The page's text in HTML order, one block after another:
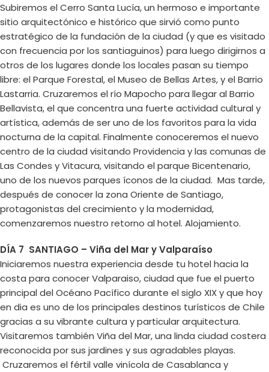
Subiremos el Cerro Santa Lucía, un hermoso e importante
sitio arquitectónico e histórico que sirvió como punto
estratégico de la fundación de la ciudad (y que es visitado
con frecuencia por los santiaguinos) para luego dirigirnos a
otros de los lugares donde los locales pasan su tiempo
libre: el Parque Forestal, el Museo de Bellas Artes, y el Barrio
Lastarria. Cruzaremos el río Mapocho para llegar al Barrio
Bellavista, el que concentra una fuerte actividad cultural y
artística, además de ser uno de los favoritos para la vida
nocturna de la capital. Finalmente conoceremos el nuevo
centro de la ciudad visitando Providencia y las comunas de
Las Condes y Vitacura, visitando el parque Bicentenario,
uno de los nuevos parques íconos de la ciudad. Mas tarde,
después de conocer la zona Oriente de Santiago,
protagonistas del crecimiento y la modernidad,
comenzaremos nuestro retorno al hotel. Alojamiento.
DÍA 7 SANTIAGO – Viña del Mar y Valparaíso
Iniciaremos nuestra experiencia desde tu hotel hacia la
costa para conocer Valparaiso, ciudad que fue el puerto
principal del Océano Pacífico durante el siglo XIX y que hoy
en dia es uno de los principales destinos turísticos de Chile
gracias a su vibrante cultura y particular arquitectura.
Visitaremos también Viña del Mar, una linda ciudad costera
reconocida por sus jardines y sus agradables playas.
Cruzaremos el fértil valle vinícola de Casablanca y